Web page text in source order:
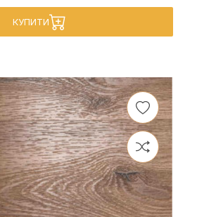
КУПИТИ